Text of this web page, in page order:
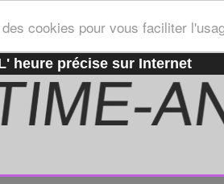
cookies pour vous faciliter
heure précise sur Internet